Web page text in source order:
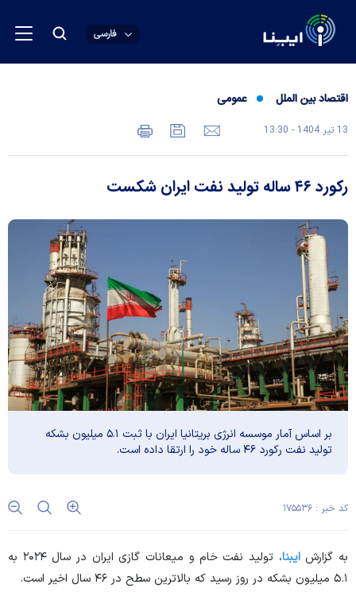
فارسی
اقتصاد بین الملل عمومی
13 تير 1404 - 13:30
رکورد ۴۶ ساله تولید نفت ایران شکست
بر اساس آمار موسسه انرژی بریتانیا ایران با ثبت ۵.۱ میلیون بشکه
تولید نفت رکورد ۴۶ ساله خود را ارتقا داده است.
کد خبر : ۱۷۵۵۳۶
به گزارشایبنا
، تولید نفت خام و میعانات گازی ایران در سال ۲۰۲۴ به
۵.۱ میلیون بشکه در روز رسید که بالاترین سطح در ۴۶ سال اخیر است.